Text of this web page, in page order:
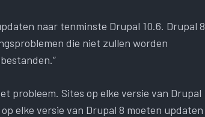
naar tenminste Drupal 10.6. Drupal 8
die niet zullen worden
probleem. Sites op elke versie van Drupal
elke versie van Drupal 8 moeten updaten